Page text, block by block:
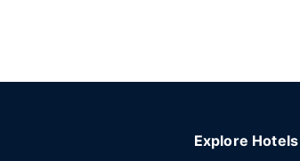
Explore Hotels